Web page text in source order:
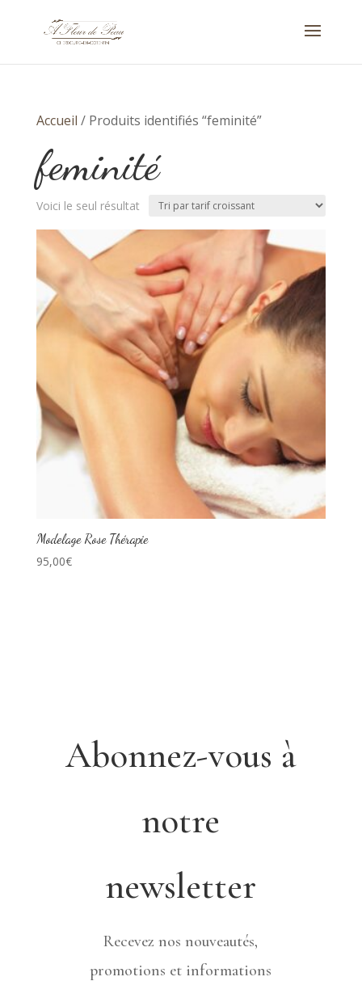
Accueil / Produits identifiés “feminité”
feminité
Voici le seul résultat
Modelage Rose Thérapie
95,00€
Abonnez-vous à
notre
newsletter
Recevez nos nouveautés,
promotions et informations